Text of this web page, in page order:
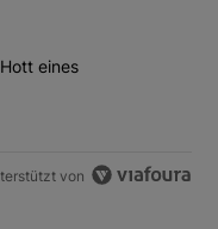
Hüst-und-Hott
eines
von